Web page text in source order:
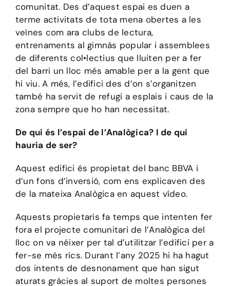
comunitat. Des d’aquest espai es duen a
terme activitats de tota mena obertes a les
veïnes com ara clubs de lectura,
entrenaments al gimnàs popular i assemblees
de diferents col•lectius que lluiten per a fer
del barri un lloc més amable per a la gent que
hi viu. A més, l’edifici des d’on s’organitzen
també ha servit de refugi a esplais i caus de la
zona sempre que ho han necessitat.
De qui és l’espai de l’Analògica? I de qui
hauria de ser?
Aquest edifici és propietat del banc BBVA i
d’un fons d’inversió, com ens explicaven des
de la mateixa Analògicaen aquest vídeo.
Aquests propietaris fa temps que intenten fer
fora el projecte comunitari de l’Analògica del
lloc on va néixer per tal d’utilitzar l’edifici per a
fer-se més rics. Durant l’any 2025 hi ha hagut
dos intents de desnonament que han sigut
aturats gràcies al suport de moltes persones